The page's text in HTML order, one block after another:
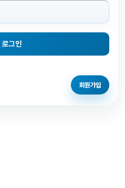
로그인
회원가입